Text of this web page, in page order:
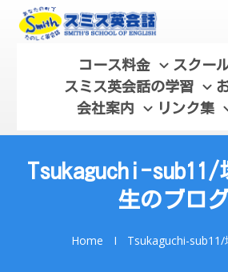
コース料金
スクー
スミス英会話の学習
会社案内
リンク集
Tsukaguchi-
生のブロ
Home I